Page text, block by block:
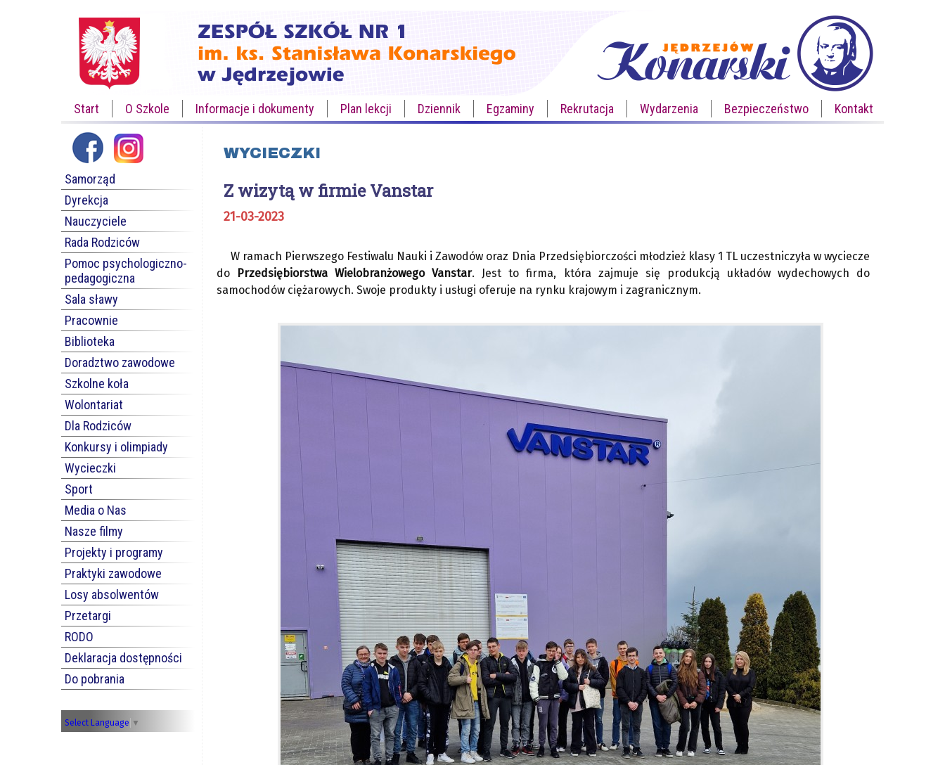
Start O Szkole Informacje i dokumenty Plan lekcji Dziennik Egzaminy Rekrutacja Wydarzenia Bezpieczeństwo Kontakt
Samorząd
Dyrekcja
Nauczyciele
Rada Rodziców
Pomoc psychologiczno-
pedagogiczna
Sala sławy
Pracownie
Biblioteka
Doradztwo zawodowe
Szkolne koła
Wolontariat
Dla Rodziców
Konkursy i olimpiady
Wycieczki
Sport
Media o Nas
Nasze filmy
Projekty i programy
Praktyki zawodowe
Losy absolwentów
Przetargi
RODO
Deklaracja dostępności
Do pobrania
Select Language ▼
WYCIECZKI
Z wizytą w firmie Vanstar
21-03-2023
W ramach Pierwszego Festiwalu Nauki i Zawodów oraz Dnia Przedsiębiorczości młodzież klasy 1 TL uczestniczyła w wyciecze
do
Przedsiębiorstwa Wielobranżowego Vanstar. Jest to firma, która zajmuje się produkcją układów wydechowych do
samochodów ciężarowych. Swoje produkty i usługi oferuje na rynku krajowym i zagranicznym.